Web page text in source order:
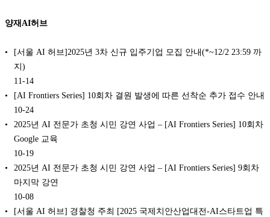
양재AI허브
[서울 AI 허브]2025년 3차 신규 입주기업 모집 안내(*~12/2 23:59 까
지)
11-14
[AI Frontiers Series] 10회차 결원 발생에 따른 선착순 추가 접수 안내
10-24
2025년 AI 전문가 초청 시민 강연 사업 – [AI Frontiers Series] 10회차
Google 교육
10-19
2025년 AI 전문가 초청 시민 강연 사업 – [AI Frontiers Series] 9회차
마지막 강연
10-08
[서울 AI 허브] 경찰청 주최 [2025 국제치안산업대전-AI스타트업 특